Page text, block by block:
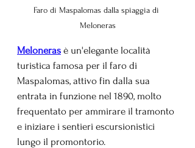
Faro di Maspalomas dalla spiaggia di
Meloneras
Meloneras è un'elegante località
turistica famosa per il faro di
Maspalomas, attivo fin dalla sua
entrata in funzione nel 1890, molto
frequentato per ammirare il tramonto
e iniziare i sentieri escursionistici
lungo il promontorio.